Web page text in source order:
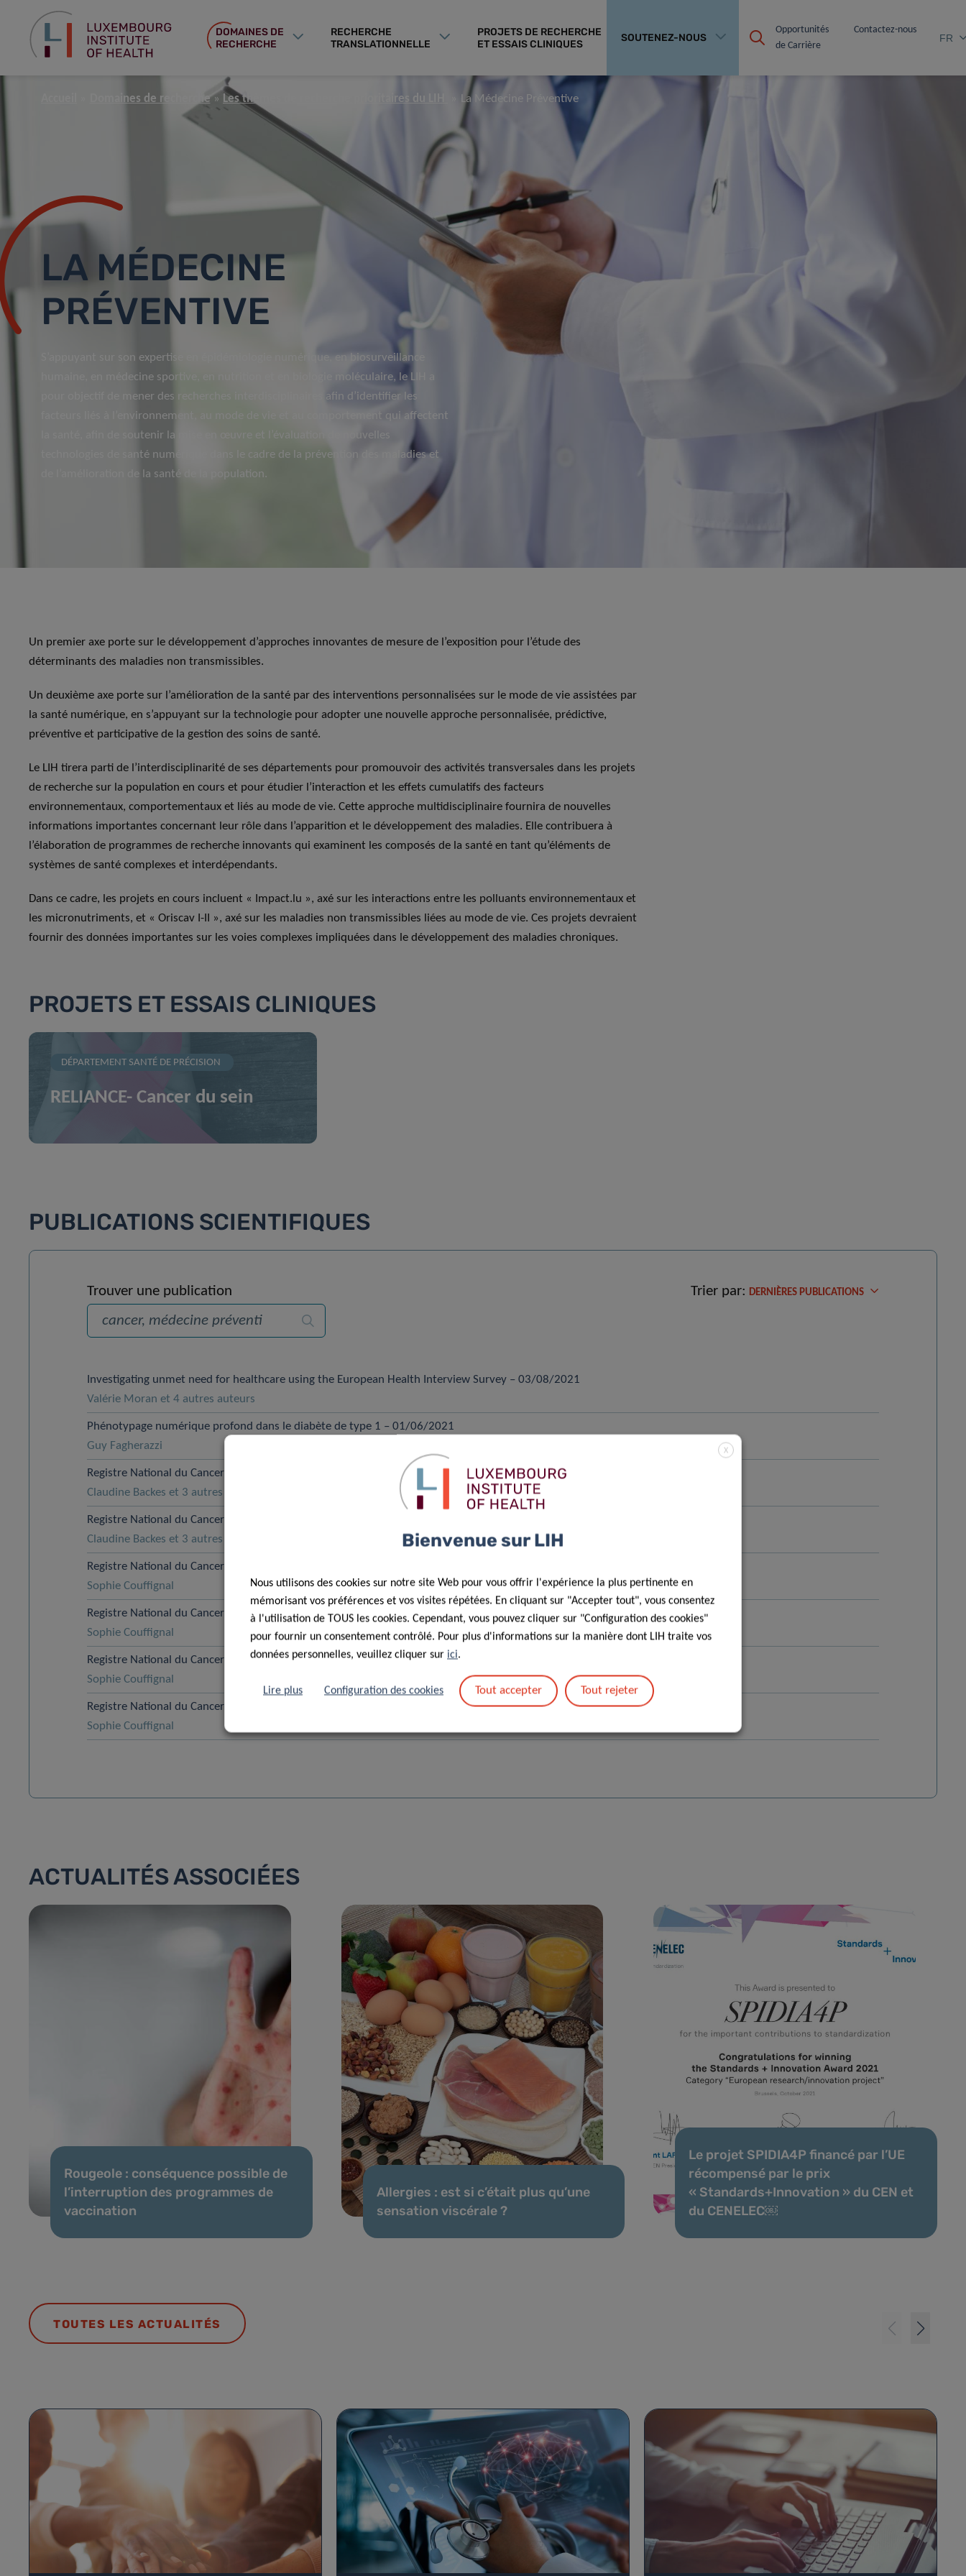
DOMAINES DE
RECHERCHE
RECHERCHE
TRANSLATIONNELLE
PROJETS DE RECHERCHE
ET ESSAIS CLINIQUES
SOUTENEZ-NOUS
Opportunités
de Carrière
Contactez-nous
FR
Domaines de recherche Les thèmes de recherche prioritaires du LIH La Médecine Préventive
LA MÉDECINE
PRÉVENTIVE
S’appuyant sur son expertise en épidémiologie numérique, en biosurveillance
humaine, en médecine sportive, en nutrition et en biologie moléculaire, le LIH a
pour objectif de mener des recherches interdisciplinaires afin d’identifier les
facteurs liés à l’environnement, au mode de vie et au comportement qui affectent
la santé, afin de soutenir la mise en œuvre et l’évaluation de nouvelles
technologies de santé numérique dans le cadre de la prévention des maladies et
de l’amélioration de la santé de la population.
Un premier axe porte sur le développement d’approches innovantes de mesure de l’exposition pour l’étude des
déterminants des maladies non transmissibles.
Un deuxième axe porte sur l’amélioration de la santé par des interventions personnalisées sur le mode de vie assistées par
la santé numérique, en s’appuyant sur la technologie pour adopter une nouvelle approche personnalisée, prédictive,
préventive et participative de la gestion des soins de santé.
Le LIH tirera parti de l’interdisciplinarité de ses départements pour promouvoir des activités transversales dans les projets
de recherche sur la population en cours et pour étudier l’interaction et les effets cumulatifs des facteurs
environnementaux, comportementaux et liés au mode de vie. Cette approche multidisciplinaire fournira de nouvelles
informations importantes concernant leur rôle dans l’apparition et le développement des maladies. Elle contribuera à
l’élaboration de programmes de recherche innovants qui examinent les composés de la santé en tant qu’éléments de
systèmes de santé complexes et interdépendants.
Dans ce cadre, les projets en cours incluent « Impact.lu », axé sur les interactions entre les polluants environnementaux et
les micronutriments, et « Oriscav I-II », axé sur les maladies non transmissibles liées au mode de vie. Ces projets devraient
fournir des données importantes sur les voies complexes impliquées dans le développement des maladies chroniques.
PROJETS ET ESSAIS CLINIQUES
DÉPARTEMENT SANTÉ DE PRÉCISION
RELIANCE- Cancer du sein
PUBLICATIONS SCIENTIFIQUES
Trouver une publication
Recherche
Trier par: DERNIÈRES PUBLICATIONS
Investigating unmet need for healthcare using the European Health Interview Survey – 03/08/2021
Valérie Moran et 4 autres auteurs
Phénotypage numérique profond dans le diabète de type 1 – 01/06/2021
Guy Fagherazzi
Registre National du Cancer (RNC): Cancer de la prostate (C61) – Luxembourg, 2013 (Factsheet) – 02/02/2021
Claudine Backes et 3 autres auteurs
Registre National du Cancer (RNC): Cancer du poumon (C33 – C34) – Luxembourg, 2013 (Factsheet) – 01/02/2021
Claudine Backes et 3 autres auteurs
Registre National du Cancer – Rapport annuel d’activité – Année 2020 – 01/01/2021
Sophie Couffignal
Registre National du Cancer – Rapport annuel d’activité – Année 2018 – 01/01/2019
Sophie Couffignal
Registre National du Cancer – Rapport annuel d’activité – Année 2017 – 01/01/2018
Sophie Couffignal
Registre National du Cancer – Rapport annuel d’activité – Année 2016 – 01/01/2017
Sophie Couffignal
ACTUALITÉS ASSOCIÉES
Rougeole : conséquence possible de
l’interruption des programmes de
vaccination
Allergies : est si c’était plus qu’une
sensation viscérale ?
Le projet SPIDIA4P financé par l’UE
récompensé par le prix
« Standards+Innovation » du CEN et
du CENELEC￼
TOUTES LES ACTUALITÉS
X
Bienvenue sur LIH
Nous utilisons des cookies sur notre site Web pour vous offrir l'expérience la plus pertinente en
mémorisant vos préférences et vos visites répétées. En cliquant sur "Accepter tout", vous consentez
à l'utilisation de TOUS les cookies. Cependant, vous pouvez cliquer sur "Configuration des cookies"
pour fournir un consentement contrôlé. Pour plus d'informations sur la manière dont LIH traite vos
données personnelles, veuillez cliquer sur ici.
Lire plus Configuration des cookies Tout accepter Tout rejeter